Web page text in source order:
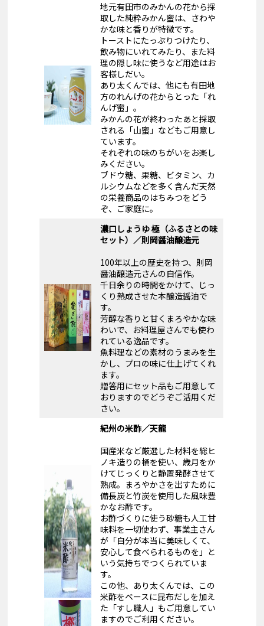
地元有田市のみかんの花から採
取した純粋みかん蜜は、さわや
かな味と香りが特徴です。
トーストにたっぷりつけたり、
飲み物にいれてみたり、また料
理の隠し味に使うなど用途はお
客様しだい。
あり太くんでは、他にも有田地
方のれんげの花からとった「れ
んげ蜜」。
みかんの花が終わったあと採取
される「山蜜」などもご用意し
ています。
それぞれの味のちがいをお楽し
みください。
ブドウ糖、果糖、ビタミン、カ
ルシウムなどを多く含んだ天然
の栄養商品のはちみつをどう
ぞ、ご家庭に。
濃口しょうゆ 極（ふるさとの味
セット）／則岡醤油醸造元
100年以上の歴史を持つ、則岡
醤油醸造元さんの自信作。
千日余りの時間をかけて、じっ
くり熟成させた本醸造醤油で
す。
芳醇な香りと甘くまろやかな味
わいで、お料理屋さんでも使わ
れている逸品です。
魚料理などの素材のうまみを生
かし、プロの味に仕上げてくれ
ます。
贈答用にセット品もご用意して
おりますのでどうぞご活用くだ
さい。
紀州の米酢／天龍
国産米など厳選した材料を総ヒ
ノキ造りの桶を使い、歳月をか
けてじっくりと静置発酵させて
熟成。まろやかさを出すために
備長炭と竹炭を使用した風味豊
かなお酢です。
お酢づくりに使う砂糖も人工甘
味料を一切使わず、事業主さん
が「自分が本当に美味しくて、
安心して食べられるものを」と
いう気持ちでつくられていま
す。
この他、あり太くんでは、この
米酢をベースに昆布だしを加え
た「すし職人」もご用意してい
ますのでご利用ください。